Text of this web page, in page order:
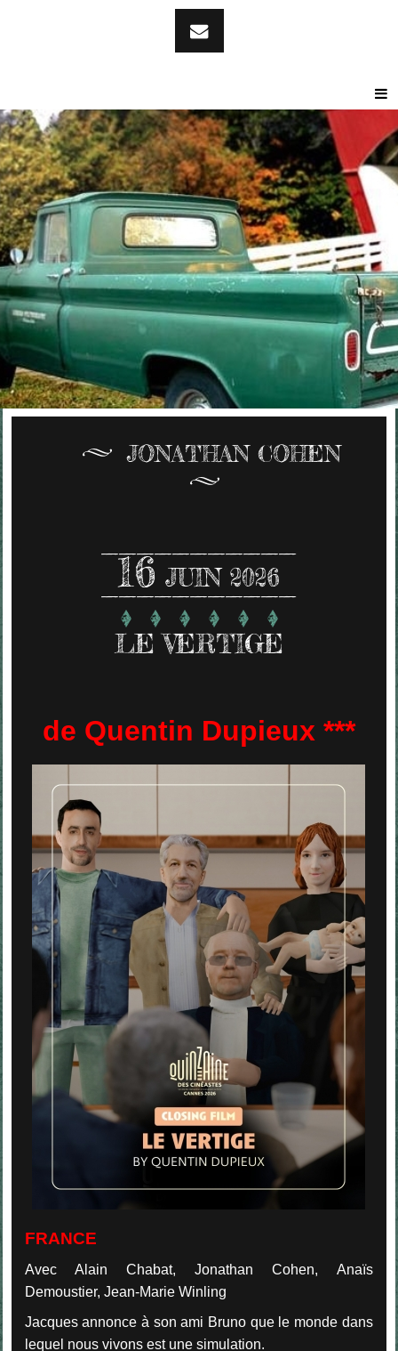
JONATHAN COHEN
16 JUIN 2026
LE VERTIGE
de Quentin Dupieux ***
FRANCE
Avec Alain Chabat, Jonathan Cohen, Anaïs
Demoustier, Jean-Marie Winling
Jacques annonce à son ami Bruno que le monde dans
lequel nous vivons est une simulation.